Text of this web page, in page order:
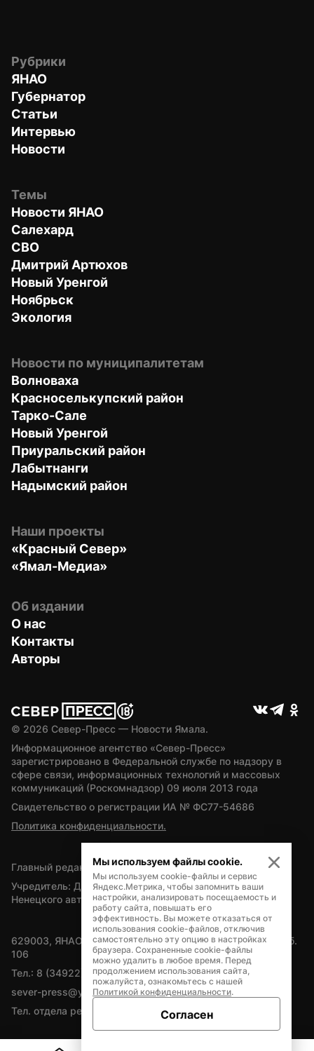
Рубрики
ЯНАО
Губернатор
Статьи
Интервью
Новости
Темы
Новости ЯНАО
Салехард
СВО
Дмитрий Артюхов
Новый Уренгой
Ноябрьск
Экология
Новости по муниципалитетам
Волноваха
Красноселькупский район
Тарко-Сале
Новый Уренгой
Приуральский район
Лабытнанги
Надымский район
Наши проекты
«Красный Север»
«Ямал-Медиа»
Об издании
О нас
Контакты
Авторы
© 2026 Север-Пресс — Новости Ямала.
Информационное агентство «Север-Пресс»
зарегистрировано в Федеральной службе по надзору в
сфере связи, информационных технологий и массовых
коммуникаций (Роскомнадзор) 09 июля 2013 года
Свидетельство о регистрации ИА № ФС77-54686
Политика конфиденциальности.
Главный редактор — А.Л. Поздеев
Учредитель: Департамент внутренней политики Ямало-
Ненецкого автономного округа
629003, ЯНАО, Салехард, мкр. Богдана Кнунянца, д.1, каб.
106
Тел.: 8 (34922) 71262
sever-press@yamal-media.ru
Тел. отдела рекламы: 8 (34922) 42728
Мы используем файлы cookie.
Мы используем cookie-файлы и сервис
Яндекс.Метрика, чтобы запомнить ваши
настройки, анализировать посещаемость и
работу сайта, повышать его
эффективность. Вы можете отказаться от
использования cookie-файлов, отключив
самостоятельно эту опцию в настройках
браузера. Сохраненные cookie-файлы
можно удалить в любое время. Перед
продолжением использования сайта,
пожалуйста, ознакомьтесь с нашей
Политикой конфиденциальности.
Согласен